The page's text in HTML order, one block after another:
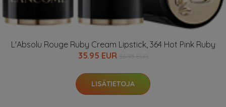
L'Absolu Rouge Ruby Cream Lipstick, 364 Hot Pink Ruby
35.95 EUR
LISÄTIETOJA